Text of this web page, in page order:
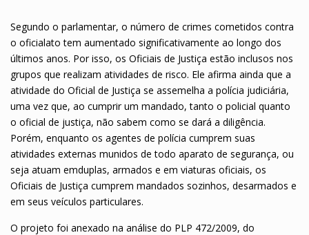
Segundo o parlamentar, o número de crimes cometidos contra
o oficialato tem aumentado significativamente ao longo dos
últimos anos. Por isso, os Oficiais de Justiça estão inclusos nos
grupos que realizam atividades de risco. Ele afirma ainda que a
atividade do Oficial de Justiça se assemelha a polícia judiciária,
uma vez que, ao cumprir um mandado, tanto o policial quanto
o oficial de justiça, não sabem como se dará a diligência.
Porém, enquanto os agentes de polícia cumprem suas
atividades externas munidos de todo aparato de segurança, ou
seja atuam emduplas, armados e em viaturas oficiais, os
Oficiais de Justiça cumprem mandados sozinhos, desarmados e
em seus veículos particulares.
O projeto foi anexado na análise do PLP 472/2009, do